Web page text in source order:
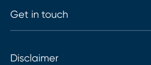
Get in touch
Disclaimer